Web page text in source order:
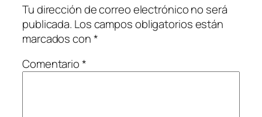
Tu dirección de correo electrónico no será
publicada. Los campos obligatorios están
marcados con*
Comentario*